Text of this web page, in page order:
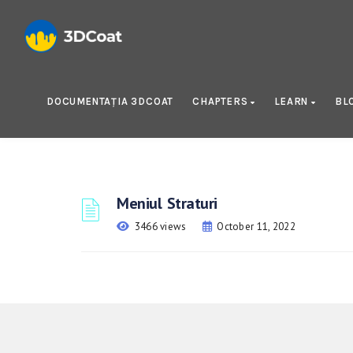
DOCUMENTAȚIA 3DCOAT CHAPTERS LEARN
Meniul Straturi
3466 views October 11, 2022